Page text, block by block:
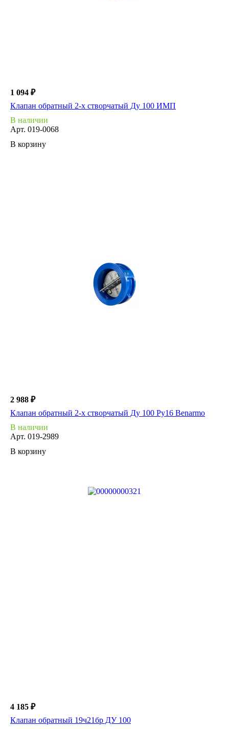
1 094 ₽
Клапан обратный 2-х створчатый Ду 100 ИМП
В наличии
Арт. 019-0068
В корзину
2 988 ₽
Клапан обратный 2-х створчатый Ду 100 Ру16 Benarmo
В наличии
Арт. 019-2989
В корзину
4 185 ₽
Клапан обратный 19ч21бр ДУ 100